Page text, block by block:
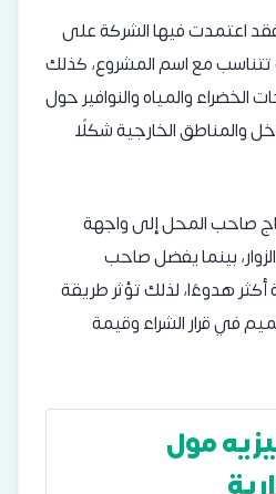
فقد اعتمدت فيها الشركة على
مع اسم المشروع، كذلك
والمياه والنوافير حول
والمناطق الخارجية شكلًا
صاحب المحل إلى واجهة
بينما يفضل صاحب
هدوءًا، لذلك تؤثر طريقة
في قرار الشراء وقيمة
مول